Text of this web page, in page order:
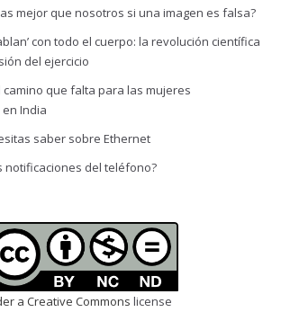
mejor que nosotros si una imagen es falsa?
con todo el cuerpo: la revolución científica
del ejercicio
que falta para las mujeres
India
saber sobre Ethernet
notificaciones del teléfono?
a Creative Commons license